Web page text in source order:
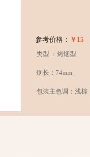
参考价格： ￥15
类型 ：烤烟型
烟长：74mm
包装主色调：浅棕